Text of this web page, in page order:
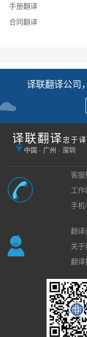
手册翻译
合同翻译
译联翻译公司
译联翻译 忠于
中国 · 广州 · 深圳
客
工
手机
翻译
关于
翻译